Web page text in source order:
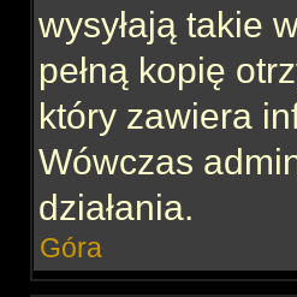
wysyłają takie
pełną kopię
który zawiera
Wówczas
działania.
Góra